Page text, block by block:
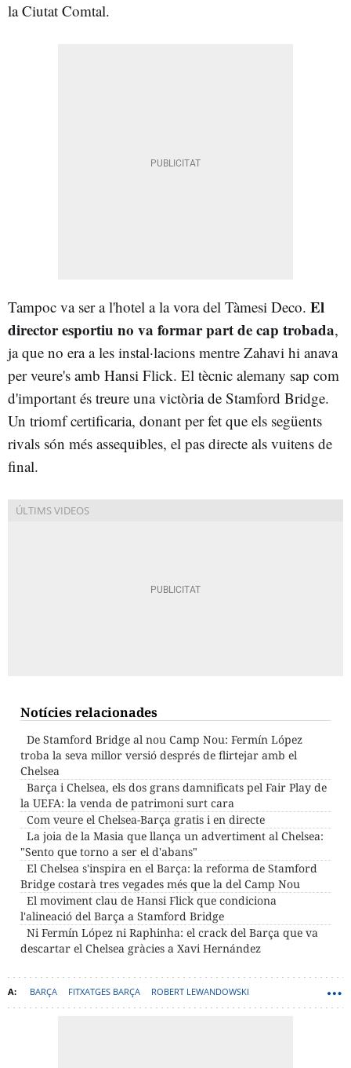
la Ciutat Comtal.
Tampoc va ser a l'hotel a la vora del Tàmesi Deco. El
director esportiu no va formar part de cap trobada,
ja que no era a les instal·lacions mentre Zahavi hi anava
per veure's amb Hansi Flick. El tècnic alemany sap com
d'important és treure una victòria de Stamford Bridge.
Un triomf certificaria, donant per fet que els següents
rivals són més assequibles, el pas directe als vuitens de
final.
Notícies relacionades
De Stamford Bridge al nou Camp Nou: Fermín López
troba la seva millor versió després de flirtejar amb el
Chelsea
Barça i Chelsea, els dos grans damnificats pel Fair Play de
la UEFA: la venda de patrimoni surt cara
Com veure el Chelsea-Barça gratis i en directe
La joia de la Masia que llança un advertiment al Chelsea:
"Sento que torno a ser el d'abans"
El Chelsea s'inspira en el Barça: la reforma de Stamford
Bridge costarà tres vegades més que la del Camp Nou
El moviment clau de Hansi Flick que condiciona
l'alineació del Barça a Stamford Bridge
Ni Fermín López ni Raphinha: el crack del Barça que va
descartar el Chelsea gràcies a Xavi Hernández
BARÇA FITXATGES BARÇA ROBERT LEWANDOWSKI